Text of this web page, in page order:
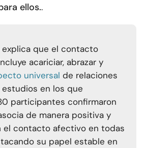
ellos..
explica que el contacto
acariciar, abrazar y
universal de relaciones
estudios en los que
participantes confirmaron
de manera positiva y
contacto afectivo en todas
su papel estable en